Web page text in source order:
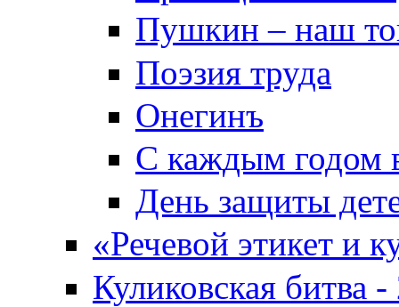
Пушкин – наш
Поэзия труда
Онегинъ
С каждым годом
День защиты
«Речевой этикет и
Куликовская битва